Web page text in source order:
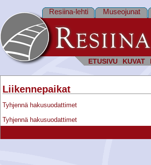
ETUSIVU KUVAT
Resiina-lehti Museojunat
Liikennepaikat
Tyhjennä hakusuodattimet
Tyhjennä hakusuodattimet